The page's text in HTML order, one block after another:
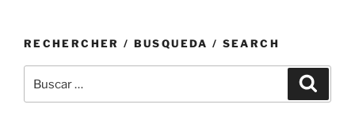
RECHERCHER / BUSQUEDA / SEARCH
por: